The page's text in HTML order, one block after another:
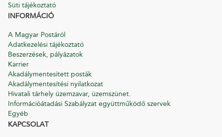
Süti tájékoztató
INFORMÁCIÓ
A Magyar Postáról
Adatkezelési tájékoztató
Beszerzések, pályázatok
Karrier
Akadálymentesített posták
Akadálymentesítési nyilatkozat
Hivatali tárhely üzemzavar, üzemszünet.
Információátadási Szabályzat együttműködő szervek
Egyéb
KAPCSOLAT